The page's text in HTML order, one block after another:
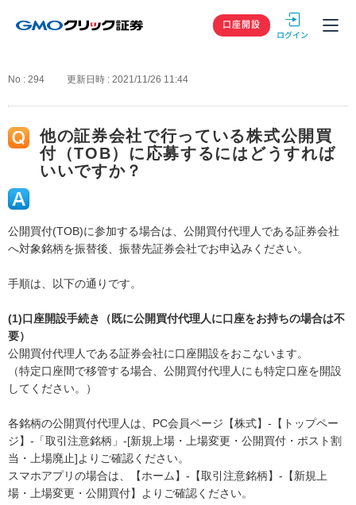
GMOクリック
口座開設
No : 294 更新日時 : 2021/11/26 11:44
他の証券会社で行っている株式公開買
付（TOB）に応募するにはどうすれば
いいですか？
公開買付(TOB)に参加する場合は、公開買付代理人である証券会社
へ対象銘柄を振替後、振替先証券会社でお申込みください。
手順は、以下の通りです。
(1)口座開設手続き（既に公開買付代理人に口座をお持ちの場合は不
要）
公開買付代理人である証券会社に口座開設をおこないます。
（特定口座間で移管する場合、公開買付代理人にも特定口座を開設
してください。）
各銘柄の公開買付代理人は、PC会員ページ【株式】-【トップペー
ジ】-「取引注意銘柄」-[新規上場・上場変更・公開買付・ポスト割
当・上場廃止]よりご確認ください。
スマホアプリの場合は、【ホーム】-【取引注意銘柄】-【新規上
場・上場変更・公開買付】よりご確認ください。